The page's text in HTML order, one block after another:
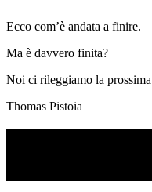
Ecco com’è andata a finire.
Ma è davvero finita?
Noi ci rileggiamo la prossima
Thomas Pistoia